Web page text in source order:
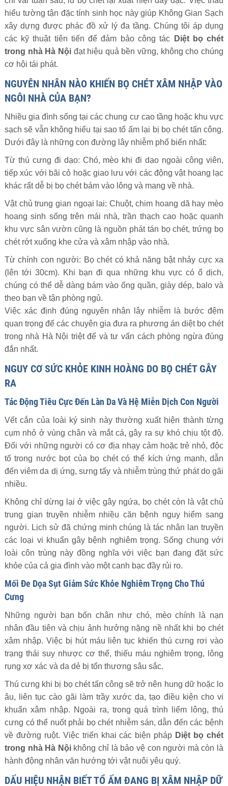
hiểu tường tận đặc tính sinh học này giúp Không Gian Sạch
xây dựng được phác đồ xử lý đa tầng. Chúng tôi áp dụng
các kỹ thuật tiên tiến để đảm bảo công tác
Diệt bọ chét
trong nhà Hà Nộiđạt hiệu quả bền vững, không cho chúng
cơ hội tái phát.
NGUYÊN NHÂN NÀO KHIẾN BỌ CHÉT XÂM NHẬP VÀO
NGÔI NHÀ CỦA BẠN?
Nhiều gia đình sống tại các chung cư cao tầng hoặc khu vực
sạch sẽ vẫn không hiểu tại sao tổ ấm lại bị bọ chét tấn công.
Dưới đây là những con đường lây nhiễm phổ biến nhất:
Từ thú cưng đi dạo: Chó, mèo khi đi dạo ngoài công viên,
tiếp xúc với bãi cỏ hoặc giao lưu với các động vật hoang lạc
khác rất dễ bị bọ chét bám vào lông và mang về nhà.
Vật chủ trung gian ngoại lai: Chuột, chim hoang dã hay mèo
hoang sinh sống trên mái nhà, trần thạch cao hoặc quanh
khu vực sân vườn cũng là nguồn phát tán bọ chét, trứng bọ
chét rớt xuống khe cửa và xâm nhập vào nhà.
Từ chính con người: Bọ chét có khả năng bật nhảy cực xa
(lên tới 30cm). Khi bạn đi qua những khu vực có ổ dịch,
chúng có thể dễ dàng bám vào ống quần, giày dép, balo và
theo bạn về tận phòng ngủ.
Việc xác định đúng nguyên nhân lây nhiễm là bước đệm
quan trọng để các chuyên gia đưa ra phương án diệt bọ chét
trong nhà Hà Nội triệt để và tư vấn cách phòng ngừa đúng
đắn nhất.
NGUY CƠ SỨC KHỎE KINH HOÀNG DO BỌ CHÉT GÂY
RA
Tác Động Tiêu Cực Đến Làn Da Và Hệ Miễn Dịch Con Người
Vết cắn của loài ký sinh này thường xuất hiện thành từng
cụm nhỏ ở vùng chân và mắt cá, gây ra sự khó chịu tột độ.
Đối với những người có cơ địa nhạy cảm hoặc trẻ nhỏ, độc
tố trong nước bọt của bọ chét có thể kích ứng mạnh, dẫn
đến viêm da dị ứng, sưng tấy và nhiễm trùng thứ phát do gãi
nhiều.
Không chỉ dừng lại ở việc gây ngứa, bọ chét còn là vật chủ
trung gian truyền nhiễm nhiều căn bệnh nguy hiểm sang
người. Lịch sử đã chứng minh chúng là tác nhân lan truyền
các loại vi khuẩn gây bệnh nghiêm trọng. Sống chung với
loài côn trùng này đồng nghĩa với việc bạn đang đặt sức
khỏe của cả gia đình vào một canh bạc đầy rủi ro.
Mối Đe Dọa Sụt Giảm Sức Khỏe Nghiêm Trọng Cho Thú
Cưng
Những người bạn bốn chân như chó, mèo chính là nạn
nhân đầu tiên và chịu ảnh hưởng nặng nề nhất khi bọ chét
xâm nhập. Việc bị hút máu liên tục khiến thú cưng rơi vào
trạng thái suy nhược cơ thể, thiếu máu nghiêm trọng, lông
rụng xơ xác và da dẻ bị tổn thương sâu sắc.
Thú cưng khi bị bọ chét tấn công sẽ trở nên hung dữ hoặc lo
âu, liên tục cào gãi làm trầy xước da, tạo điều kiện cho vi
khuẩn xâm nhập. Ngoài ra, trong quá trình liếm lông, thú
cưng có thể nuốt phải bọ chét nhiễm sán, dẫn đến các bệnh
về đường ruột. Việc triển khai các biện pháp Diệt bọ chét
trong nhà Hà Nộikhông chỉ là bảo vệ con người mà còn là
hành động nhân văn hướng tới vật nuôi yêu quý.
DẤU HIỆU NHẬN BIẾT TỔ ẤM ĐANG BỊ XÂM NHẬP DỮ